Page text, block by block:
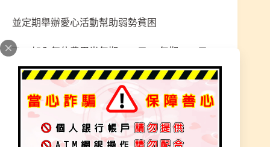
並定期舉辦愛心活動幫助弱勢貧困
加入每位費用半年期1200元/一年期2400元
非常歡迎有意願者報名加入，有任何問題歡迎
私訊詢問，詳細說明如下
（1）順天會員者:【每半年免費幫全體會員辦理盛
大莊嚴法會科儀】幫助會員延壽、消災解厄、庇佑